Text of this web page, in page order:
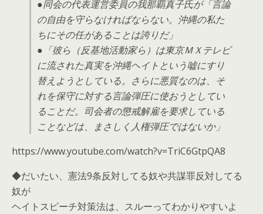
●同会の代表運営委員の我那覇真子氏が「言論
の自由を守らなければならない。沖縄の私た
ちにその任があることは誇りだ」
●「彼ら（反基地活動家ら）は東京ＭＸテレビ
に流された真実を沖縄ヘイトという嘘にすり
替えようとしている。さらに悪質なのは、そ
れを保守に対する言論弾圧に使おうとしてい
ることだ。司会者の懲戒解雇を要求している
ことなどは、まさしく人権弾圧ではないか」
https://www.youtube.com/watch?v=TriC6GtpQA8
◆だいたい、憲法9条反対してる奴や共謀罪反対してる
奴が
ヘイトスピーチ対策法は、スルーってわかりやすいよ